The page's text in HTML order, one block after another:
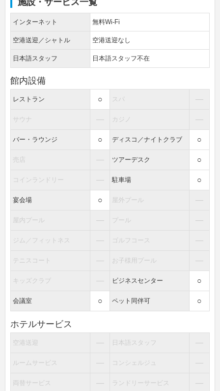
施設・サービス一覧
インターネット 無料Wi-Fi
空港送迎／シャトル 空港送迎なし
日本語スタッフ 日本語スタッフ不在
館内設備
レストラン ○ スパ ―
サウナ ― カジノ ―
バー・ラウンジ ○ ディスコ／ナイトクラブ ○
売店 ― ツアーデスク ○
コインランドリー ― 駐車場 ○
宴会場 ○ 屋外プール ―
屋内プール ― プール ―
ジム／フィットネス ― ゴルフコース ―
テニスコート ― お子様用プール ―
キッズクラブ ― ビジネスセンター ○
会議室 ○ ペット同伴可 ○
ホテルサービス
空港送迎 ― 日本語スタッフ ―
ルームサービス ― コンシェルジュ ―
両替サービス ― ランドリーサービス ―